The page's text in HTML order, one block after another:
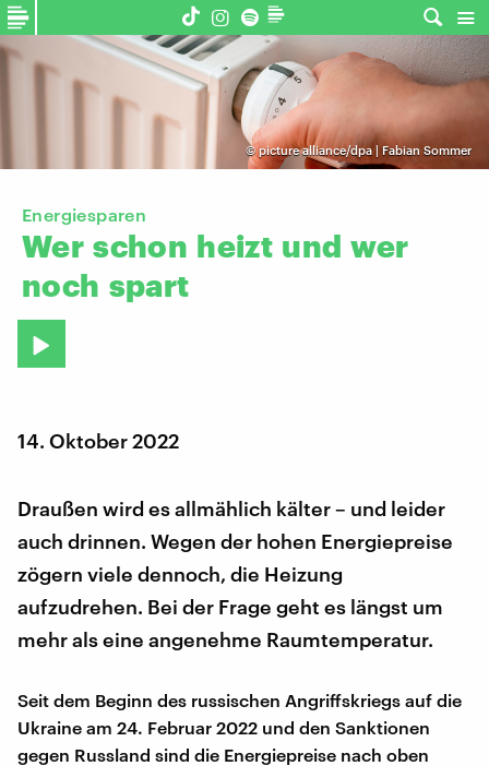
©picture alliance/dpa | Fabian Sommer
Energiesparen
Wer schon heizt und wer
noch spart
14. Oktober 2022
Draußen wird es allmählich kälter – und leider
auch drinnen. Wegen der hohen Energiepreise
zögern viele dennoch, die Heizung
aufzudrehen. Bei der Frage geht es längst um
mehr als eine angenehme Raumtemperatur.
Seit dem Beginn des russischen Angriffskriegs auf die
Ukraine am 24. Februar 2022 und den Sanktionen
gegen Russland sind die Energiepreise nach oben